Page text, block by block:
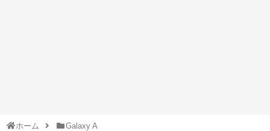
ホーム Galaxy A